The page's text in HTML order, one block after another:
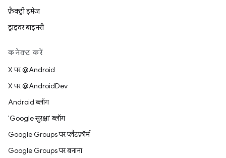
फ़ैक्ट्री इमेज
ड्राइवर बाइनरी
कनेक्ट करें
X पर @Android
X पर @AndroidDev
Android ब्लॉग
'Google सुरक्षा' ब्लॉग
Google Groups पर प्लैटफ़ॉर्म
Google Groups पर बनाना